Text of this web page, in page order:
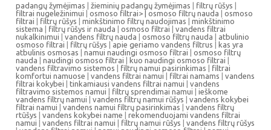
padangų žymėjimas | žieminių padangų žymėjimas | filtrų rūšys |
filtrai nugeležinimui | osmoso filtrai> | osmoso filtrų nauda | osmoso
filtrai | filtrų rūšys | minkštinimo filtrų naudojimas | minkštinimo
sistema | filtrų rūšys ir nauda | osmoso filtrai | vandens filtrai
nukalkinimui |vandens filtrų nauda | osmoso filtrų nauda | atbulinio
osmoso filtrai | filtrų rūšys |apie geriamo vandens filtrus | kas yra
atbulinis osmosas | namui naudingi osmoso filtrai | osmoso filtrų
nauda | naudingi osmoso filtrai | kuo naudingi osmoso filtrai |
vandens filtravimo sistemos | filtrų namui pasirinkimas | filtrai
komfortui namuose | vandens filtrai namui | filtrai namams | vandens
filtrai kokybei | tinkamiausi vandens filtrai namui | vandens
filtravimo sistemos namui | filtrų sprendimai namui | ieškome
vandens filtrų namui | vandens filtrų namui rūšys | vandens kokybei
filtrai namui |vandens namui filtrų pasirinkimas | vandens filtrų
rtūšys | vandens kokybei name | rekomenduojami vandens filtrai
namui | vandens filtrai namui | filtrų namui rūšys | vandens filtrų rūšys